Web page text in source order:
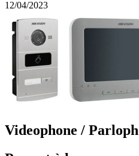
12/04/2023
Videophone /